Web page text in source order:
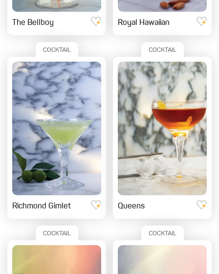
The Bellboy Royal Hawaiian
COCKTAIL
Richmond Gimlet
COCKTAIL
Queens
COCKTAIL COCKTAIL